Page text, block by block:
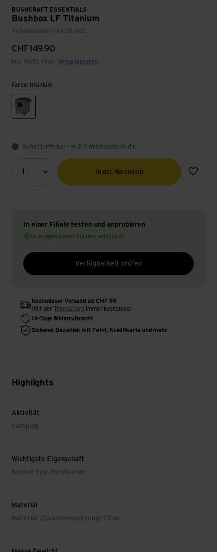
BUSHCRAFT ESSENTIALS
Bushbox LF Titanium
Artikelnummer: 141675-002
CHF149.90
inkl. MwSt. | exkl. Versandkosten
Farbe: titanium
titanium
Sofort Lieferbar – in 2-5 Werktagen bei dir.
1
Menge (Optional)
In den Warenkorb
Zur
In einer Filiale testen und anprobieren
In ausgewählten Filialen verfügbar
Verfügbarkeit prüfen
Kostenloser Versand ab CHF 99
(Mit der
TransaCard immer kostenlos)
14-Tage Widerrufsrecht
Sicheres Bezahlen mit Twint, Kreditkarte und mehr.
Highlights
Aktivität
Camping
Wichtigste Eigenschaft
Kocher Typ: Holzkocher
Material
Material Zusammensetzung: Titan